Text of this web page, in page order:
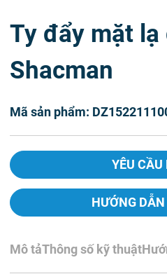
Ty đẩy mặt lạ
Shacman
Mã sản phẩm:
YÊU CẦU
HƯỚNG
Mô tảThông số kỹ thuật